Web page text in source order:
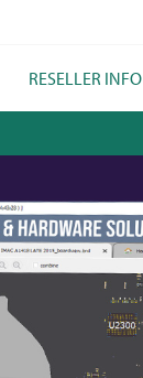
RESELLER INFO